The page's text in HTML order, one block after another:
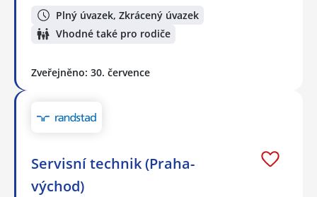
Plný úvazek, Zkrácený úvazek
Vhodné také pro rodiče
Zveřejněno: 30. července
Servisní technik (Praha-
východ)